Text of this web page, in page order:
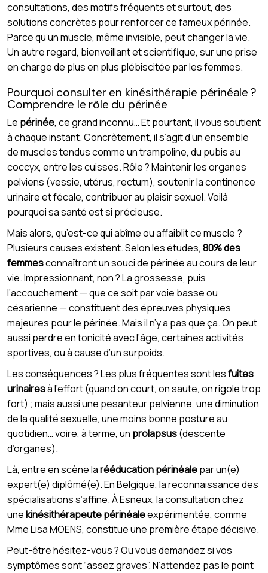
consultations, des motifs fréquents et surtout, des
solutions concrètes pour renforcer ce fameux périnée.
Parce qu’un muscle, même invisible, peut changer la vie.
Un autre regard, bienveillant et scientifique, sur une prise
en charge de plus en plus plébiscitée par les femmes.
Pourquoi consulter en kinésithérapie périnéale ?
Comprendre le rôle du périnée
Le périnée, ce grand inconnu… Et pourtant, il vous soutient
à chaque instant. Concrètement, il s’agit d’un ensemble
de muscles tendus comme un trampoline, du pubis au
coccyx, entre les cuisses. Rôle ? Maintenir les organes
pelviens (vessie, utérus, rectum), soutenir la continence
urinaire et fécale, contribuer au plaisir sexuel. Voilà
pourquoi sa santé est si précieuse.
Mais alors, qu’est-ce qui abîme ou affaiblit ce muscle ?
Plusieurs causes existent. Selon les études, 80% des
femmesconnaîtront un souci de périnée au cours de leur
vie. Impressionnant, non ? La grossesse, puis
l’accouchement — que ce soit par voie basse ou
césarienne — constituent des épreuves physiques
majeures pour le périnée. Mais il n’y a pas que ça. On peut
aussi perdre en tonicité avec l’âge, certaines activités
sportives, ou à cause d’un surpoids.
Les conséquences ? Les plus fréquentes sont lesfuites
urinairesà l’effort (quand on court, on saute, on rigole trop
fort) ; mais aussi une pesanteur pelvienne, une diminution
de la qualité sexuelle, une moins bonne posture au
quotidien… voire, à terme, un prolapsus(descente
d’organes).
Là, entre en scène larééducation périnéalepar un(e)
expert(e) diplômé(e). En Belgique, la reconnaissance des
spécialisations s’affine. À Esneux, la consultation chez
unekinésithérapeute périnéaleexpérimentée, comme
Mme Lisa MOENS, constitue une première étape décisive.
Peut-être hésitez-vous ? Ou vous demandez si vos
symptômes sont “assez graves”. N’attendez pas le point